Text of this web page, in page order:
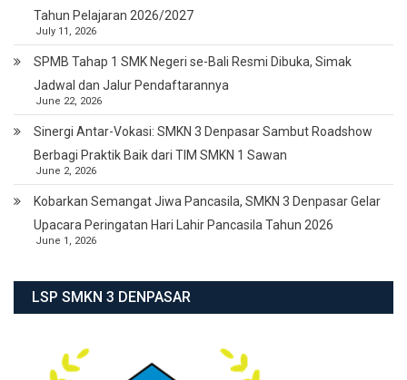
Tahun Pelajaran 2026/2027
July 11, 2026
SPMB Tahap 1 SMK Negeri se-Bali Resmi Dibuka, Simak
Jadwal dan Jalur Pendaftarannya
June 22, 2026
Sinergi Antar-Vokasi: SMKN 3 Denpasar Sambut Roadshow
Berbagi Praktik Baik dari TIM SMKN 1 Sawan
June 2, 2026
Kobarkan Semangat Jiwa Pancasila, SMKN 3 Denpasar Gelar
Upacara Peringatan Hari Lahir Pancasila Tahun 2026
June 1, 2026
LSP SMKN 3 DENPASAR